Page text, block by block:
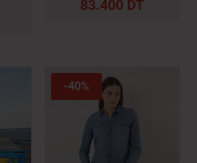
83.400 DT
-40%